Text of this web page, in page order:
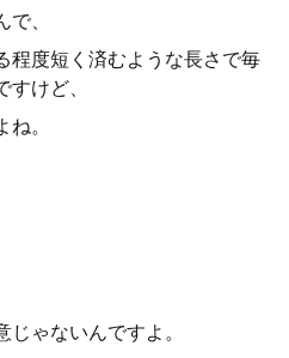
、
程度短く済むような長さで毎
けど、
。
ゃないんですよ。